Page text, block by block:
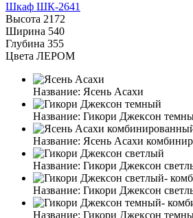
Шкаф ШК-2641
Высота 2172
Ширина 540
Глубина 355
Цвета ЛЕРОМ
Название: Ясень Асахи
Название: Гикори Джексон
Название: Ясень Асахи
Название: Гикори Джексон
Название: Гикори Джексон
Название: Гикори Джексон